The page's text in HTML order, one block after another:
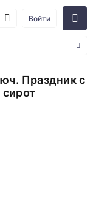
Войти
Праздник с